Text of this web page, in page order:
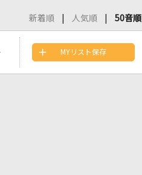
新着順
人気順 50音順
MYリスト保存